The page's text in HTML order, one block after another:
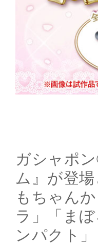
ガシャポ
ム』が登
もちゃん
ラ」「ま
ンパクト